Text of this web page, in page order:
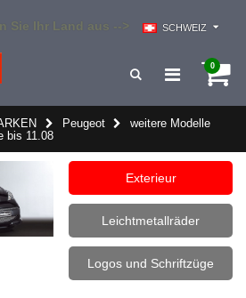
Sie Ihr Land aus --> SCHWEIZ
0
Peugeot
weitere Modelle
bis 11.08
Exterieur
Leichtmetallräder
Logos und Schriftzüge